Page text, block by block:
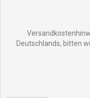
Deutschlands, bitten